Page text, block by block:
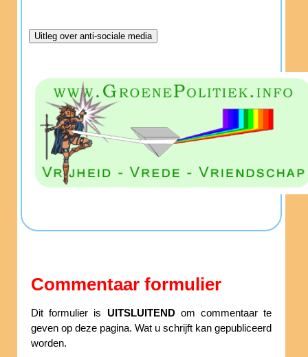
Commentaar formulier
Dit formulier is UITSLUITENDom commentaar te
geven op deze pagina. Wat u schrijft kan gepubliceerd
worden.